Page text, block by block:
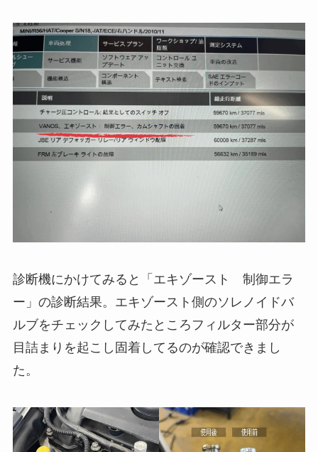
診断機にかけてみると「エキゾースト 制御エラ
ー」の診断結果。エキゾースト側のソレノイドバ
ルブをチェックしてみたところフィルター部分が
目詰まりを起こし固着してるのが確認できまし
た。